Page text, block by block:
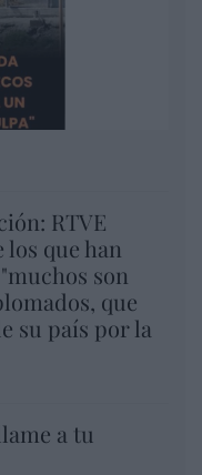
RTVE
que han
son
que
su país por la
a tu